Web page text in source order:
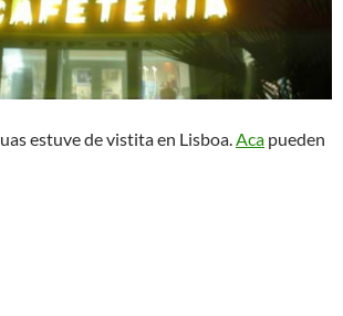
estuve de vistita en Lisboa.Aca pueden